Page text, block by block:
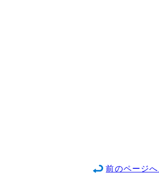
前のページへ